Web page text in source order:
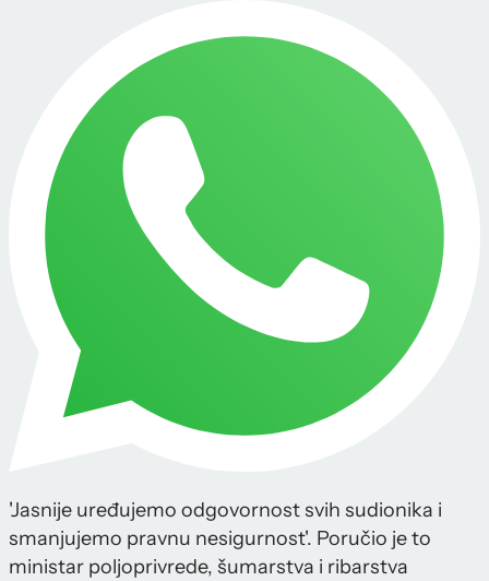
'Jasnije uređujemo odgovornost svih sudionika i
smanjujemo pravnu nesigurnost'. Poručio je to
ministar poljoprivrede, šumarstva i ribarstva